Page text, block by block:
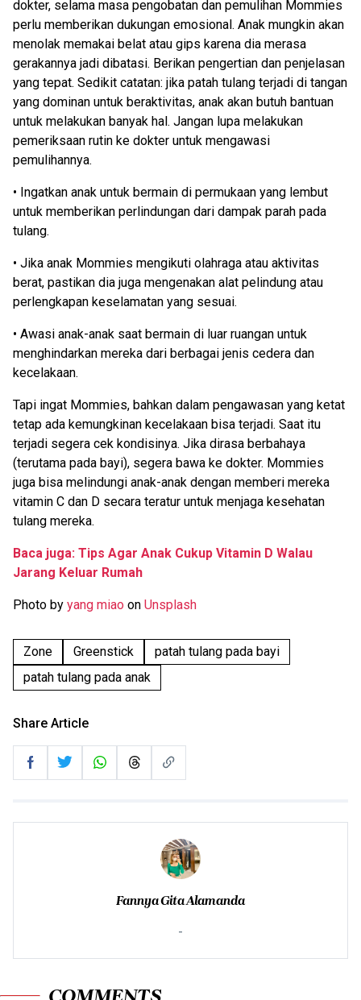
dokter, selama masa pengobatan dan pemulihan Mommies
perlu memberikan dukungan emosional. Anak mungkin akan
menolak memakai belat atau gips karena dia merasa
gerakannya jadi dibatasi. Berikan pengertian dan penjelasan
yang tepat. Sedikit catatan: jika patah tulang terjadi di tangan
yang dominan untuk beraktivitas, anak akan butuh bantuan
untuk melakukan banyak hal. Jangan lupa melakukan
pemeriksaan rutin ke dokter untuk mengawasi
pemulihannya.
• Ingatkan anak untuk bermain di permukaan yang lembut
untuk memberikan perlindungan dari dampak parah pada
tulang.
• Jika anak Mommies mengikuti olahraga atau aktivitas
berat, pastikan dia juga mengenakan alat pelindung atau
perlengkapan keselamatan yang sesuai.
• Awasi anak-anak saat bermain di luar ruangan untuk
menghindarkan mereka dari berbagai jenis cedera dan
kecelakaan.
Tapi ingat Mommies, bahkan dalam pengawasan yang ketat
tetap ada kemungkinan kecelakaan bisa terjadi. Saat itu
terjadi segera cek kondisinya. Jika dirasa berbahaya
(terutama pada bayi), segera bawa ke dokter. Mommies
juga bisa melindungi anak-anak dengan memberi mereka
vitamin C dan D secara teratur untuk menjaga kesehatan
tulang mereka.
Baca juga: Tips Agar Anak Cukup Vitamin D Walau
Jarang Keluar Rumah
Photo by yang miao on Unsplash
Zone Greenstick
patah tulang pada bayi
patah tulang pada anak
Share Article
Fannya Gita Alamanda
-